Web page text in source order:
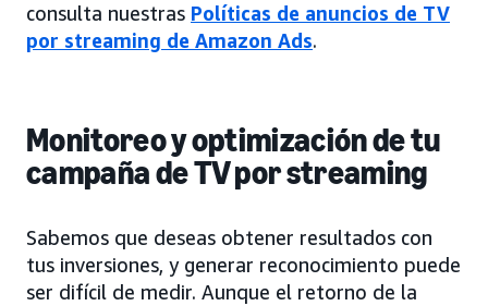
consulta nuestras Políticas de anuncios de TV
por streaming de Amazon Ads.
Monitoreo y optimización de tu
campaña de TV por streaming
Sabemos que deseas obtener resultados con
tus inversiones, y generar reconocimiento puede
ser difícil de medir. Aunque el retorno de la